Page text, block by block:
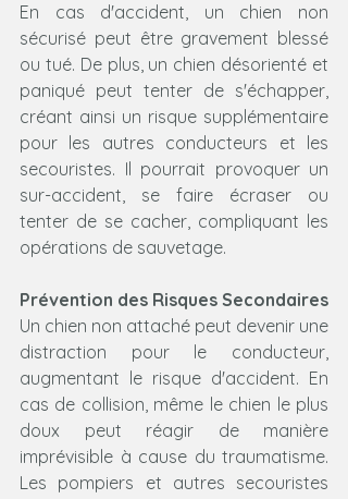
En cas d'accident, un chien non
sécurisé peut être gravement blessé
ou tué. De plus, un chien désorienté et
paniqué peut tenter de s'échapper,
créant ainsi un risque supplémentaire
pour les autres conducteurs et les
secouristes. Il pourrait provoquer un
sur-accident, se faire écraser ou
tenter de se cacher, compliquant les
opérations de sauvetage.
Prévention des Risques Secondaires
Un chien non attaché peut devenir une
distraction pour le conducteur,
augmentant le risque d'accident. En
cas de collision, même le chien le plus
doux peut réagir de manière
imprévisible à cause du traumatisme.
Les pompiers et autres secouristes